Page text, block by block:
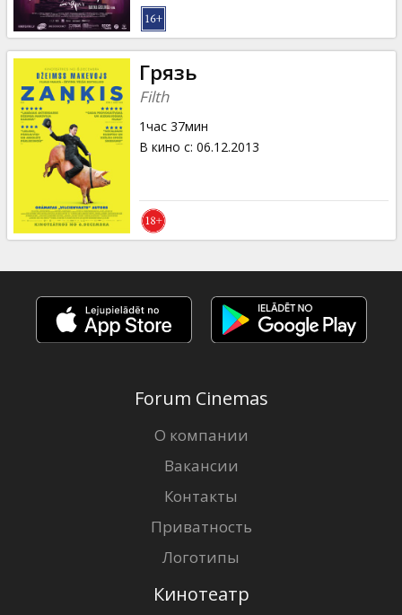
Грязь
Filth
1час 37мин
В кино с: 06.12.2013
Forum Cinemas
О компании
Вакансии
Контакты
Приватность
Логотипы
Кинотеатр